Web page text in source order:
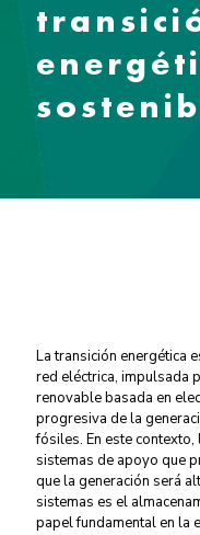
La transición energética
red eléctrica, impulsada
renovable basada en
progresiva de la
fósiles. En este
sistemas de apoyo que
que la generación será
sistemas es el
papel fundamental en la